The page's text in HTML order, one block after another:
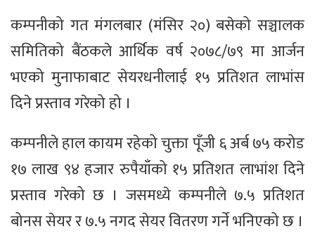
कम्पनीको गत मंगलबार (मंसिर २०) बसेको सञ्चालक
समितिको बैंठकले आर्थिक वर्ष २०७८/७९ मा आर्जन
भएको मुनाफाबाट सेयरधनीलाई १५ प्रतिशत लाभांस
दिने प्रस्ताव गरेको हो ।
कम्पनीले हाल कायम रहेको चुक्ता पूँजी ६ अर्ब ७५ करोड
१७ लाख ९४ हजार रुपैयाँको १५ प्रतिशत लाभांश दिने
प्रस्ताव गरेको छ । जसमध्ये कम्पनीले ७.५ प्रतिशत
बोनस सेयर र ७.५ नगद सेयर वितरण गर्ने भनिएको छ ।